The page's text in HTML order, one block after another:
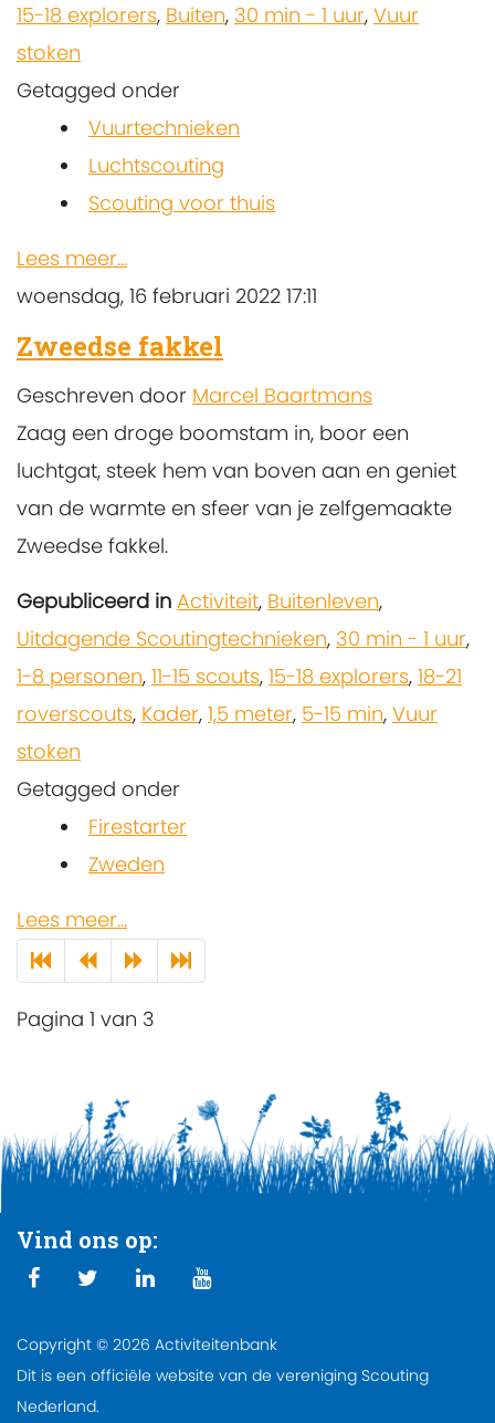
15-18 explorers, Buiten, 30 min - 1 uur, Vuur
stoken
Getagged onder
Vuurtechnieken
Luchtscouting
Scouting voor thuis
Lees meer...
woensdag, 16 februari 2022 17:11
Zweedse fakkel
Geschreven door Marcel Baartmans
Zaag een droge boomstam in, boor een
luchtgat, steek hem van boven aan en geniet
van de warmte en sfeer van je zelfgemaakte
Zweedse fakkel.
Gepubliceerd in Activiteit, Buitenleven,
Uitdagende Scoutingtechnieken, 30 min - 1 uur,
1-8 personen, 11-15 scouts, 15-18 explorers, 18-21
roverscouts, Kader, 1,5 meter, 5-15 min, Vuur
stoken
Getagged onder
Firestarter
Zweden
Lees meer...
Pagina 1 van 3
Vind ons op:
Copyright © 2026 Activiteitenbank
Dit is een officiële website van de vereniging Scouting
Nederland.